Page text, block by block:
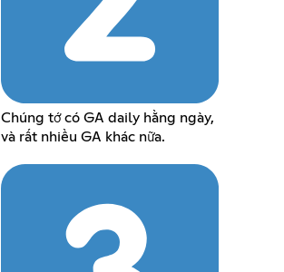
Chúng tớ có GA daily hằng ngày,
và rất nhiều GA khác nữa.